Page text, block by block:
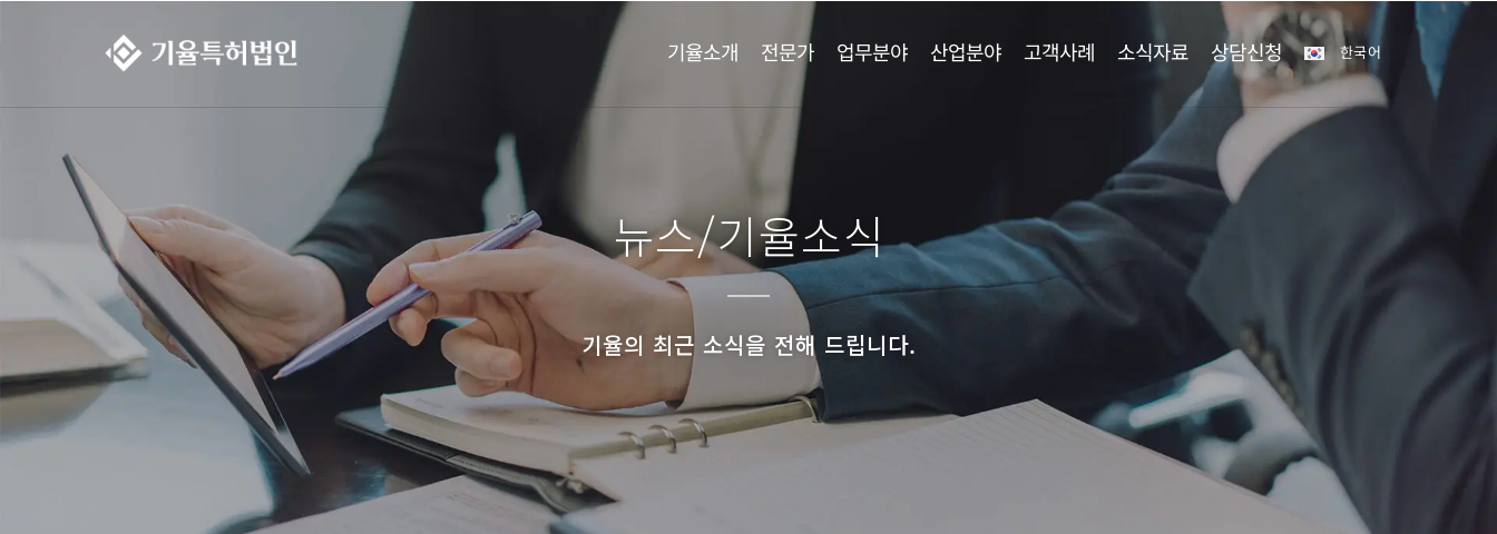
기율소개 전문가 업무분야 산업분야 고객사례 소식자료 상담신청 한국어
뉴스/기율소식
기율의 최근 소식을 전해 드립니다.